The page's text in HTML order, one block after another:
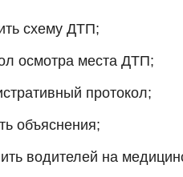
схему ДТП;
осмотра места ДТП;
протокол;
объяснения;
водителей на